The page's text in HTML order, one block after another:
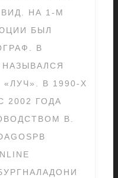
НА 1-М
БЫЛ
В
В 1990-Х
2002 ГОДА
В.